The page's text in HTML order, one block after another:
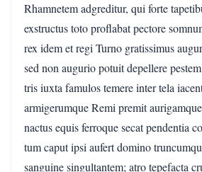
Rhamnetem adgreditur, qui forte
exstructus toto proflabat pectore
rex idem et regi Turno gratissimus
sed non augurio potuit depellere
tris iuxta famulos temere inter tela
armigerumque Remi premit
nactus equis ferroque secat pendentia
tum caput ipsi aufert domino
sanguine singultantem; atro tepefacta